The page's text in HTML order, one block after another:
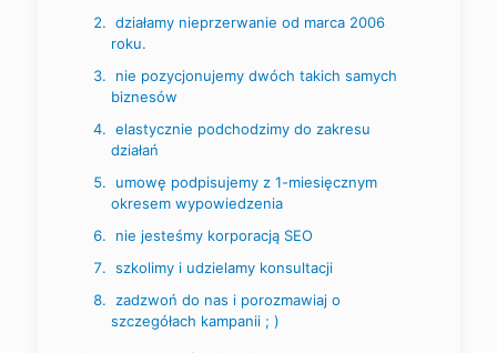
działamy nieprzerwanie od marca 2006
roku.
nie pozycjonujemy dwóch takich samych
biznesów
elastycznie podchodzimy do zakresu
działań
umowę podpisujemy z 1-miesięcznym
okresem wypowiedzenia
nie jesteśmy korporacją SEO
szkolimy i udzielamy konsultacji
zadzwoń do nas i porozmawiaj o
szczegółach kampanii ; )